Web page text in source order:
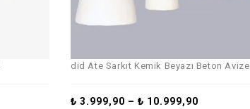
did Ate Sarkıt Kemik Beyazı Beton Avize
₺ 3.999,90 – ₺ 10.999,90